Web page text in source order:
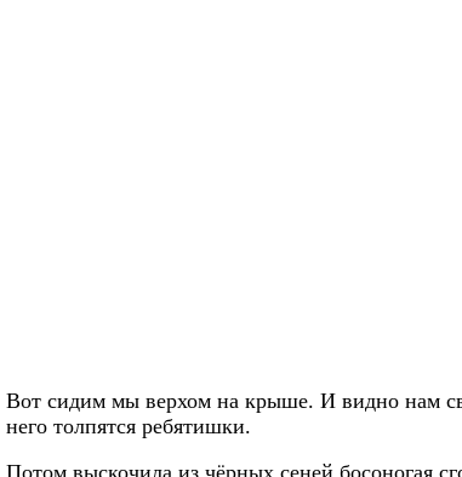
Вот сидим мы верхом на крыше. И видно нам
него толпятся ребятишки.